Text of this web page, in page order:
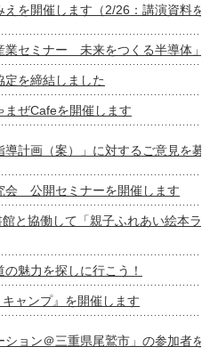
を開催します（2/26：講演資料を
業セミナー 未来をつくる半導体」
定を締結しました
ぜCafeを開催します
導計画（案）」に対するご意見を募
会 公開セミナーを開催します
と協働して「親子ふれあい絵本ラ
魅力を探しに行こう！
ャンプ』を開催します
ション＠三重県尾鷲市」の参加者を